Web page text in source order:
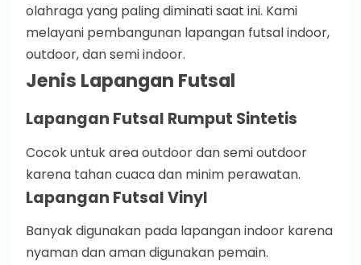
olahraga yang paling diminati saat ini. Kami
melayani pembangunan lapangan futsal indoor,
outdoor, dan semi indoor.
Jenis Lapangan Futsal
Lapangan Futsal Rumput Sintetis
Cocok untuk area outdoor dan semi outdoor
karena tahan cuaca dan minim perawatan.
Lapangan Futsal Vinyl
Banyak digunakan pada lapangan indoor karena
nyaman dan aman digunakan pemain.